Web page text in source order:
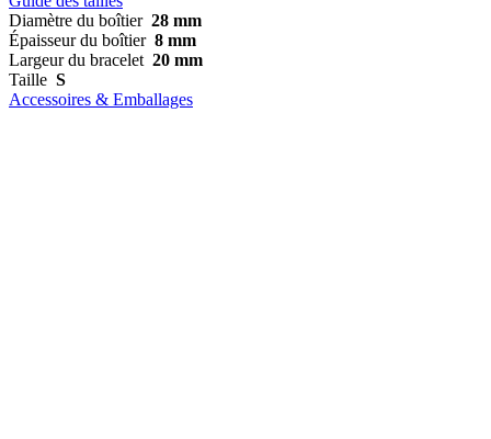
Diamètre du boîtier 28 mm
Épaisseur du boîtier 8 mm
Largeur du bracelet 20 mm
Taille S
Accessoires & Emballages